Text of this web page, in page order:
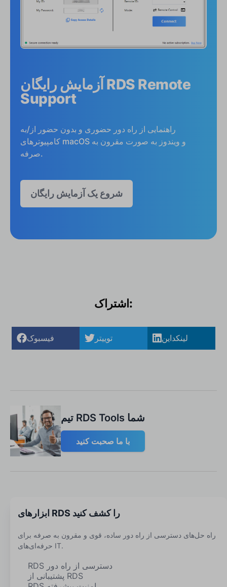
آزمایش رایگان RDS Remote
Support
راهنمایی از راه دور حضوری و بدون حضور از/به
کامپیوترهای macOS و ویندوز به صورت مقرون به
صرفه.
شروع یک آزمایش رایگان
اشتراک:
فیسبوک توییتر لینکداین
تیم RDS Tools شما
با ما صحبت کنید
ابزارهای RDS را کشف کنید
راه حل‌های دسترسی از راه دور ساده، قوی و مقرون به صرفه برای
حرفه‌ای‌های IT.
RDS دسترسی از راه دور
پشتیبانی از RDS